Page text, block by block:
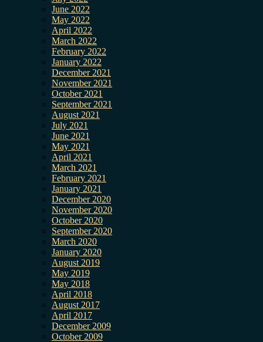
June 2022
May 2022
April 2022
March 2022
February 2022
January 2022
December 2021
November 2021
October 2021
September 2021
August 2021
July 2021
June 2021
May 2021
April 2021
March 2021
February 2021
January 2021
December 2020
November 2020
October 2020
September 2020
March 2020
January 2020
August 2019
May 2019
May 2018
April 2018
August 2017
April 2017
December 2009
October 2009